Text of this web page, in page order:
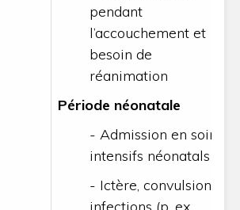
pendant
l’accouchement et
besoin de
réanimation
Période néonatale
- Admission en soins
intensifs néonatals
- Ictère, convulsions,